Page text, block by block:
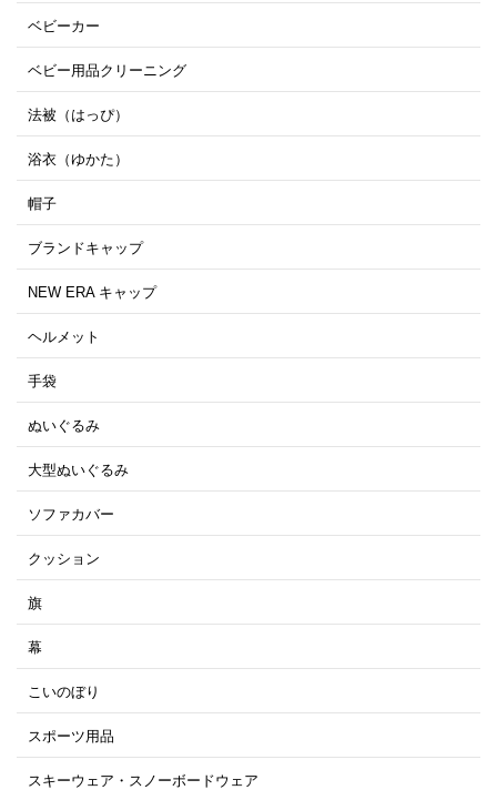
ベビーカー
ベビー用品クリーニング
法被（はっぴ）
浴衣（ゆかた）
帽子
ブランドキャップ
NEW ERA キャップ
ヘルメット
手袋
ぬいぐるみ
大型ぬいぐるみ
ソファカバー
クッション
旗
幕
こいのぼり
スポーツ用品
スキーウェア・スノーボードウェア